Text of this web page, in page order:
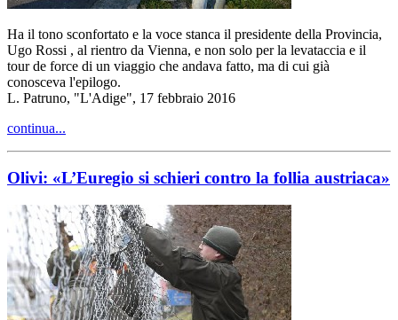
Ha il tono sconfortato e la voce stanca il presidente della Provincia,
Ugo Rossi , al rientro da Vienna, e non solo per la levataccia e il
tour de force di un viaggio che andava fatto, ma di cui già
conosceva l'epilogo.
L. Patruno, "L'Adige", 17 febbraio 2016
continua...
Olivi: «L’Euregio si schieri contro la follia austriaca»